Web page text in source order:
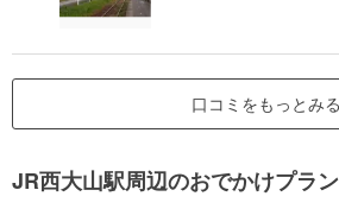
口コミをもっとみる
JR西大山駅周辺のおでかけプラン